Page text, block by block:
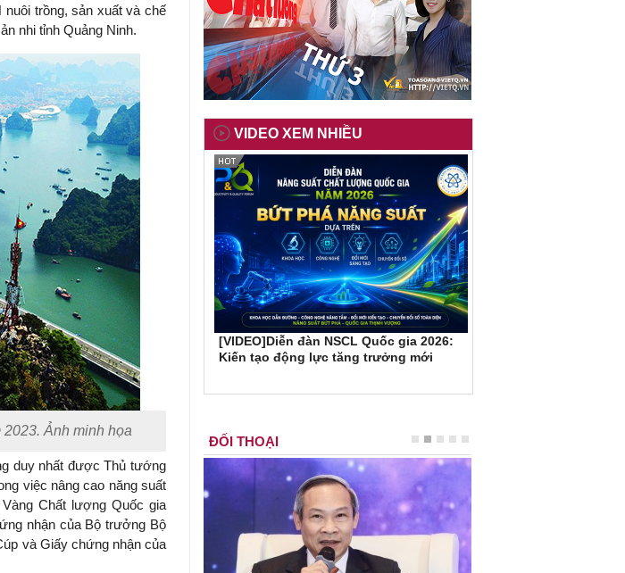
trồng, sản xuất và chế
nhi tỉnh Quảng Ninh.
Ảnh minh họa
duy nhất được Thủ tướng
việc nâng cao năng suất
Chất lượng Quốc gia
nhận của Bộ trưởng Bộ
và Giấy chứng nhận của
VIDEO XEM NHIỀU
[VIDEO]Diễn đàn NSCL Quốc gia 2026:
Kiến tạo động lực tăng trưởng mới
ĐỐI THOẠI